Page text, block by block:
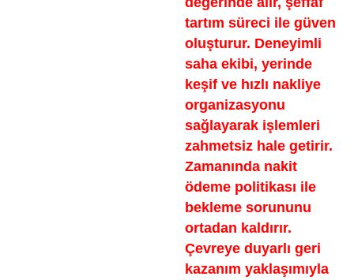
tartım süreci ile güven
oluşturur. Deneyimli
saha ekibi, yerinde
keşif ve hızlı nakliye
organizasyonu
sağlayarak işlemleri
zahmetsiz hale getirir.
Zamanında nakit
ödeme politikası ile
bekleme sorununu
ortadan kaldırır.
Çevreye duyarlı geri
kazanım yaklaşımıyla